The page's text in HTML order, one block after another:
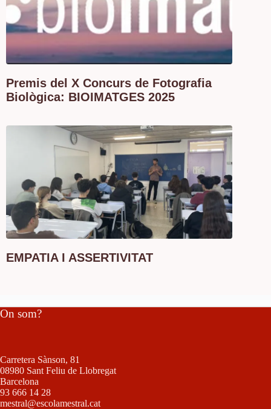
Premis del X Concurs de Fotografia
Biològica: BIOIMATGES 2025
EMPATIA I ASSERTIVITAT
On som?
Carretera Sànson, 81
08980 Sant Feliu de Llobregat
Barcelona
93 666 14 28
mestral@escolamestral.cat